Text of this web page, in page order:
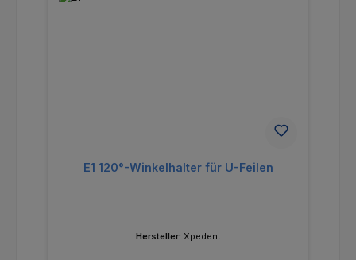
E1 120°-Winkelhalter für U-Feilen
Hersteller: Xpedent